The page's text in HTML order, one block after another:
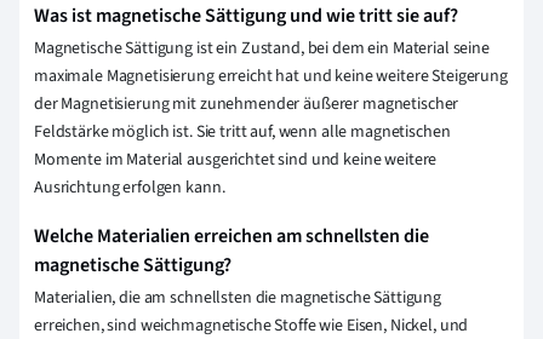
Was ist magnetische Sättigung und wie tritt sie auf?
Magnetische Sättigung ist ein Zustand, bei dem ein Material seine
maximale Magnetisierung erreicht hat und keine weitere Steigerung
der Magnetisierung mit zunehmender äußerer magnetischer
Feldstärke möglich ist. Sie tritt auf, wenn alle magnetischen
Momente im Material ausgerichtet sind und keine weitere
Ausrichtung erfolgen kann.
Welche Materialien erreichen am schnellsten die
magnetische Sättigung?
Materialien, die am schnellsten die magnetische Sättigung
erreichen, sind weichmagnetische Stoffe wie Eisen, Nickel, und